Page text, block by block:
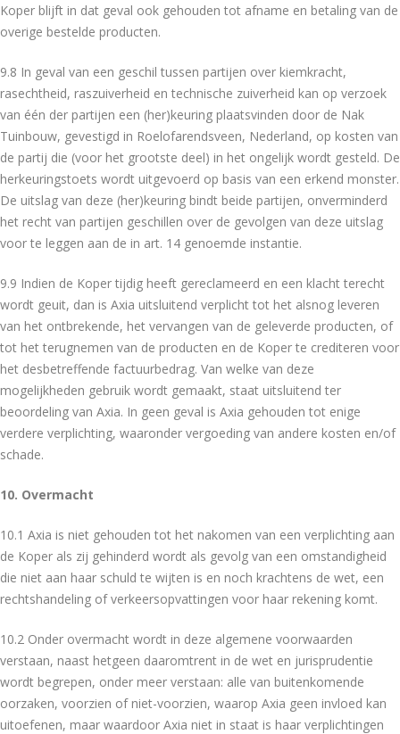
Koper blijft in dat geval ook gehouden tot afname en betaling van de
overige bestelde producten.
9.8 In geval van een geschil tussen partijen over kiemkracht,
rasechtheid, raszuiverheid en technische zuiverheid kan op verzoek
van één der partijen een (her)keuring plaatsvinden door de Nak
Tuinbouw, gevestigd in Roelofarendsveen, Nederland, op kosten van
de partij die (voor het grootste deel) in het ongelijk wordt gesteld. De
herkeuringstoets wordt uitgevoerd op basis van een erkend monster.
De uitslag van deze (her)keuring bindt beide partijen, onverminderd
het recht van partijen geschillen over de gevolgen van deze uitslag
voor te leggen aan de in art. 14 genoemde instantie.
9.9 Indien de Koper tijdig heeft gereclameerd en een klacht terecht
wordt geuit, dan is Axia uitsluitend verplicht tot het alsnog leveren
van het ontbrekende, het vervangen van de geleverde producten, of
tot het terugnemen van de producten en de Koper te crediteren voor
het desbetreffende factuurbedrag. Van welke van deze
mogelijkheden gebruik wordt gemaakt, staat uitsluitend ter
beoordeling van Axia. In geen geval is Axia gehouden tot enige
verdere verplichting, waaronder vergoeding van andere kosten en/of
schade.
10. Overmacht
10.1 Axia is niet gehouden tot het nakomen van een verplichting aan
de Koper als zij gehinderd wordt als gevolg van een omstandigheid
die niet aan haar schuld te wijten is en noch krachtens de wet, een
rechtshandeling of verkeersopvattingen voor haar rekening komt.
10.2 Onder overmacht wordt in deze algemene voorwaarden
verstaan, naast hetgeen daaromtrent in de wet en jurisprudentie
wordt begrepen, onder meer verstaan: alle van buitenkomende
oorzaken, voorzien of niet-voorzien, waarop Axia geen invloed kan
uitoefenen, maar waardoor Axia niet in staat is haar verplichtingen